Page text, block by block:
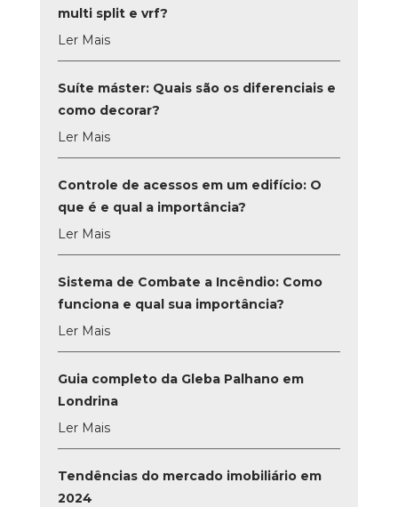
multi split e vrf?
Ler Mais
Suíte máster: Quais são os diferenciais e
como decorar?
Ler Mais
Controle de acessos em um edifício: O
que é e qual a importância?
Ler Mais
Sistema de Combate a Incêndio: Como
funciona e qual sua importância?
Ler Mais
Guia completo da Gleba Palhano em
Londrina
Ler Mais
Tendências do mercado imobiliário em
2024